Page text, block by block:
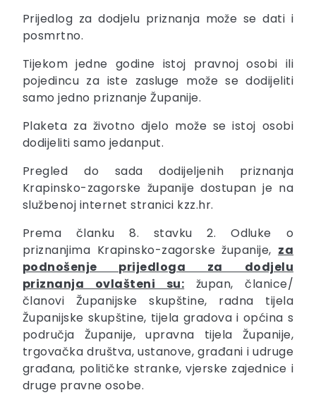
Prijedlog za dodjelu priznanja može se dati i
posmrtno.
Tijekom jedne godine istoj pravnoj osobi ili
pojedincu za iste zasluge može se dodijeliti
samo jedno priznanje Županije.
Plaketa za životno djelo može se istoj osobi
dodijeliti samo jedanput.
Pregled do sada dodijeljenih priznanja
Krapinsko-zagorske županije dostupan je na
službenoj internet stranici kzz.hr.
Prema članku 8. stavku 2. Odluke o
priznanjima Krapinsko-zagorske županije, za
podnošenje prijedloga za dodjelu
priznanja ovlašteni su: župan, članice/
članovi Županijske skupštine, radna tijela
Županijske skupštine, tijela gradova i općina s
područja Županije, upravna tijela Županije,
trgovačka društva, ustanove, građani i udruge
građana, političke stranke, vjerske zajednice i
druge pravne osobe.